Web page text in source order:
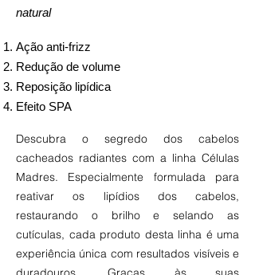
natural
Ação anti-frizz
Redução de volume
Reposição lipídica
Efeito SPA
Descubra o segredo dos cabelos
cacheados radiantes com a linha Células
Madres. Especialmente formulada para
reativar os lipídios dos cabelos,
restaurando o brilho e selando as
cutículas, cada produto desta linha é uma
experiência única com resultados visíveis e